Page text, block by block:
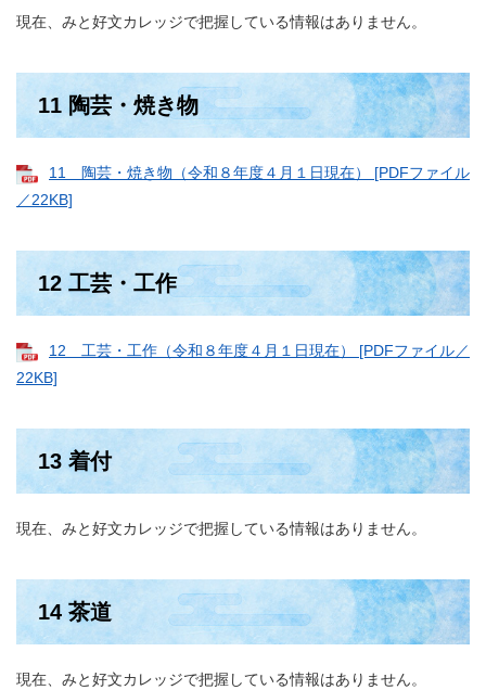
現在、みと好文カレッジで把握している情報はありません。
11 陶芸・焼き物
11 陶芸・焼き物（令和８年度４月１日現在） [PDFファイル
／22KB]
12 工芸・工作
12 工芸・工作（令和８年度４月１日現在） [PDFファイル／
22KB]
13 着付
現在、みと好文カレッジで把握している情報はありません。
14 茶道
現在、みと好文カレッジで把握している情報はありません。